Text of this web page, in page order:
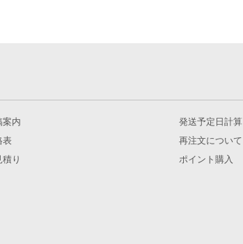
案内
表
積り
発送予定日計算
再注文について
ポイント購入